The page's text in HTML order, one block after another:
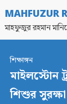
MAHFUZUR
মাহফুজুর রহমান
শিক্ষাঙ্গন
মাইলস্টোন
শিশুর সুরক্ষা